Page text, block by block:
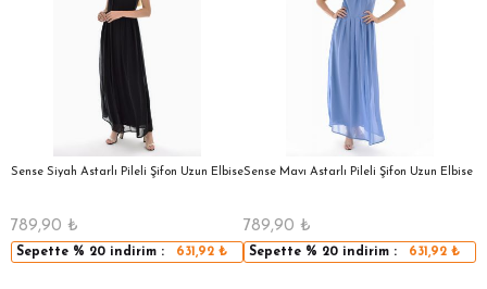
Sense Siyah Astarlı Pileli Şifon Uzun Elbise
789,90 ₺
Sepette % 20 indirim : 631,92₺
Sense Mavı Astarlı Pileli Şifon Uzun Elbise
789,90 ₺
Sepette % 20 indirim : 631,92₺